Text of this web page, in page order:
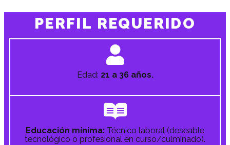
PERFIL REQUERIDO
Edad: 21 a 36 años.
Educación mínima: Técnico laboral (deseable
tecnológico o profesional en curso/culminado).